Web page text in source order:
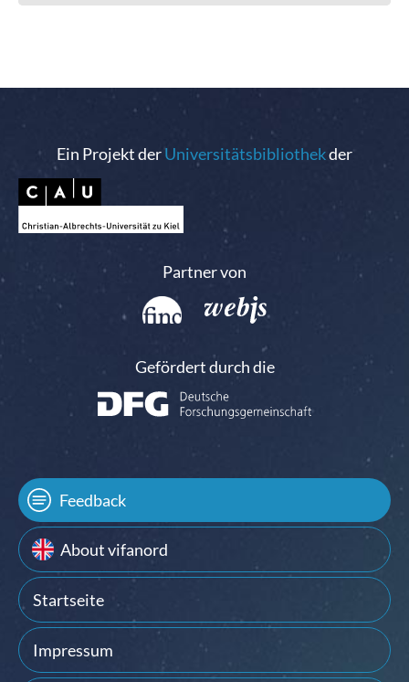
Ein Projekt derUniversitätsbibliothekder
Partner von
Gefördert durch die
Feedback
About vifanord
Startseite
Impressum